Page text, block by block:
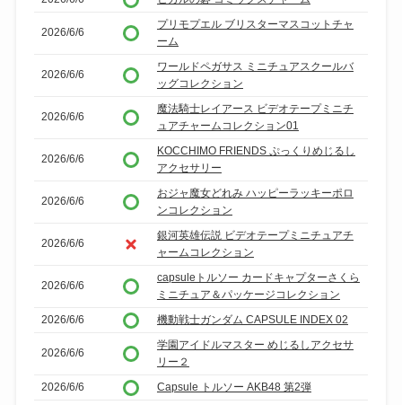
2026/6/6
プリモプエル ブリスターマスコットチャ
ーム
2026/6/6
ワールドペガサス ミニチュアスクールバ
ッグコレクション
2026/6/6
魔法騎士レイアース ビデオテープミニチ
ュアチャームコレクション01
2026/6/6
KOCCHIMO FRIENDS ぷっくりめじるし
アクセサリー
2026/6/6
おジャ魔女どれみ ハッピーラッキーポロ
ンコレクション
2026/6/6
銀河英雄伝説 ビデオテープミニチュアチ
ャームコレクション
2026/6/6
capsuleトルソー カードキャプターさくら
ミニチュア＆パッケージコレクション
2026/6/6
機動戦士ガンダム CAPSULE INDEX 02
2026/6/6
学園アイドルマスター めじるしアクセサ
リー２
2026/6/6
Capsule トルソー AKB48 第2弾